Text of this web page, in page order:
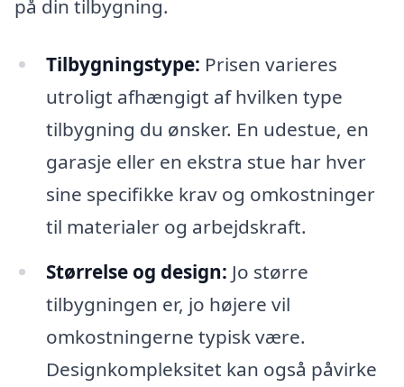
på din tilbygning.
Tilbygningstype: Prisen varieres
utroligt afhængigt af hvilken type
tilbygning du ønsker. En udestue, en
garasje eller en ekstra stue har hver
sine specifikke krav og omkostninger
til materialer og arbejdskraft.
Størrelse og design: Jo større
tilbygningen er, jo højere vil
omkostningerne typisk være.
Designkompleksitet kan også påvirke